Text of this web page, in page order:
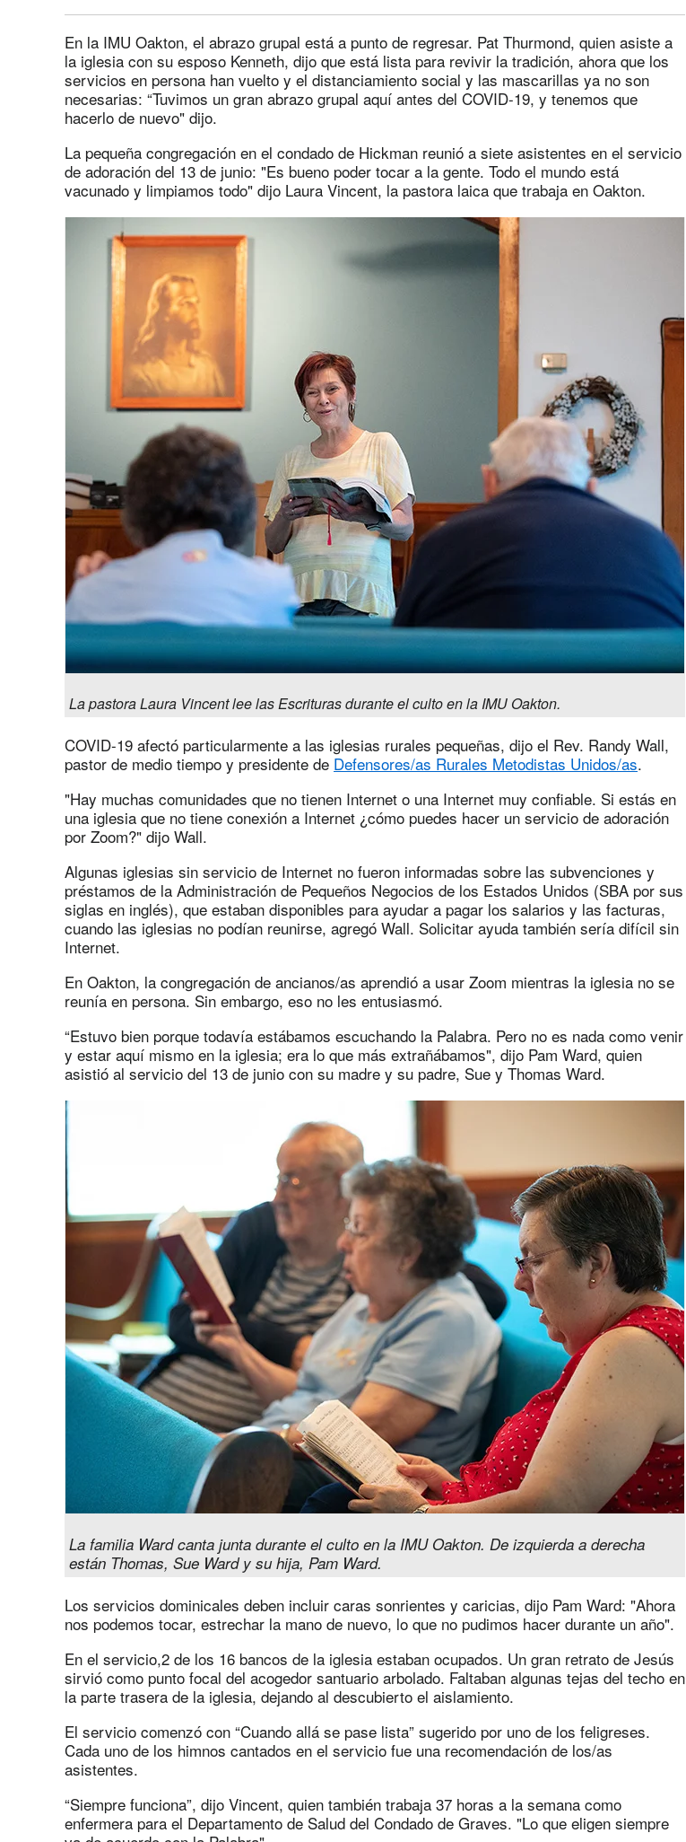
En la IMU Oakton, el abrazo grupal está a punto de regresar. Pat Thurmond, quien asiste a
la iglesia con su esposo Kenneth, dijo que está lista para revivir la tradición, ahora que los
servicios en persona han vuelto y el distanciamiento social y las mascarillas ya no son
necesarias: “Tuvimos un gran abrazo grupal aquí antes del COVID-19, y tenemos que
hacerlo de nuevo" dijo.
La pequeña congregación en el condado de Hickman reunió a siete asistentes en el servicio
de adoración del 13 de junio: "Es bueno poder tocar a la gente. Todo el mundo está
vacunado y limpiamos todo" dijo Laura Vincent, la pastora laica que trabaja en Oakton.
La pastora Laura Vincent lee las Escrituras durante el culto en la IMU Oakton.
COVID-19 afectó particularmente a las iglesias rurales pequeñas, dijo el Rev. Randy Wall,
pastor de medio tiempo y presidente de Defensores/as Rurales Metodistas Unidos/as.
"Hay muchas comunidades que no tienen Internet o una Internet muy confiable. Si estás en
una iglesia que no tiene conexión a Internet ¿cómo puedes hacer un servicio de adoración
por Zoom?" dijo Wall.
Algunas iglesias sin servicio de Internet no fueron informadas sobre las subvenciones y
préstamos de la Administración de Pequeños Negocios de los Estados Unidos (SBA por sus
siglas en inglés), que estaban disponibles para ayudar a pagar los salarios y las facturas,
cuando las iglesias no podían reunirse, agregó Wall. Solicitar ayuda también sería difícil sin
Internet.
En Oakton, la congregación de ancianos/as aprendió a usar Zoom mientras la iglesia no se
reunía en persona. Sin embargo, eso no les entusiasmó.
“Estuvo bien porque todavía estábamos escuchando la Palabra. Pero no es nada como venir
y estar aquí mismo en la iglesia; era lo que más extrañábamos", dijo Pam Ward, quien
asistió al servicio del 13 de junio con su madre y su padre, Sue y Thomas Ward.
La familia Ward canta junta durante el culto en la IMU Oakton. De izquierda a derecha
están Thomas, Sue Ward y su hija, Pam Ward.
Los servicios dominicales deben incluir caras sonrientes y caricias, dijo Pam Ward: "Ahora
nos podemos tocar, estrechar la mano de nuevo, lo que no pudimos hacer durante un año".
En el servicio,2 de los 16 bancos de la iglesia estaban ocupados. Un gran retrato de Jesús
sirvió como punto focal del acogedor santuario arbolado. Faltaban algunas tejas del techo en
la parte trasera de la iglesia, dejando al descubierto el aislamiento.
El servicio comenzó con “Cuando allá se pase lista” sugerido por uno de los feligreses.
Cada uno de los himnos cantados en el servicio fue una recomendación de los/as
asistentes.
“Siempre funciona”, dijo Vincent, quien también trabaja 37 horas a la semana como
enfermera para el Departamento de Salud del Condado de Graves. "Lo que eligen siempre